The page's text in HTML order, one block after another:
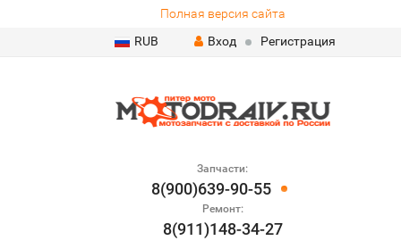
Полная версия сайта
RUB
Вход Регистрация
Запчасти:
8(900)639-90-55
Ремонт:
8(911)148-34-27